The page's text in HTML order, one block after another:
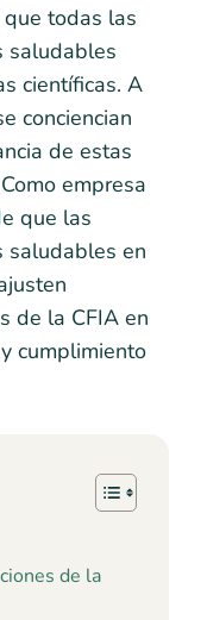
todas las
saludables
científicas. A
conciencian
de estas
empresa
que las
saludables en
de la CFIA en
cumplimiento
de la